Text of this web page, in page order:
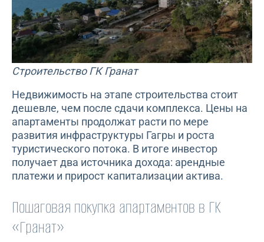
Строительство ГК Гранат
Недвижимость на этапе строительства стоит
дешевле, чем после сдачи комплекса. Цены на
апартаменты продолжат расти по мере
развития инфраструктуры Гагры и роста
туристического потока. В итоге инвестор
получает два источника дохода: арендные
платежи и прирост капитализации актива.
Пошаговая покупка апартаментов в ГК
«Гранат»